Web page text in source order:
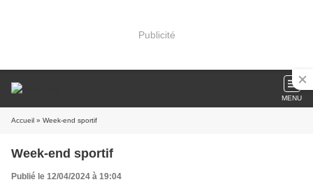
Publicité
MENU
Accueil » Week-end sportif
Week-end sportif
Publié le 12/04/2024 à 19:04